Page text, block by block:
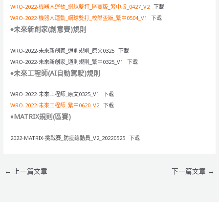
WRO-2022-機器人運動_網球雙打_區賽版_繁中版_0427_V2 下載
WRO-2022-機器人運動_網球雙打_校際盃版_繁中0504_V1
下載
♦未來新創家(創意賽)規則
WRO-2022-未來新創家_通則規則_原文0325 下載
WRO-2022-未來新創家_通則規則_繁中0325_V1
下載
♦未來工程師(AI自動駕駛)規則
WRO-2022-未來工程師_原文0325_V1
下載
WRO-2022-未來工程師_繁中0620_V2 下載
♦MATRIX規則(區賽)
2022-MATRIX-挑戰賽_防疫總動員_V2_20220525 下載
← 上一篇文章 下一篇文章 →